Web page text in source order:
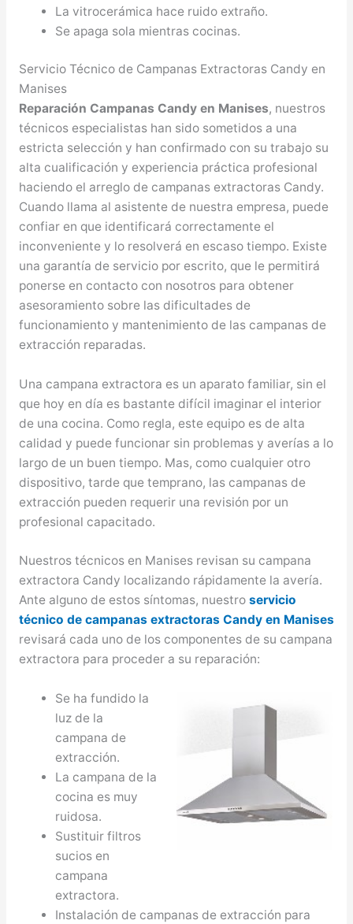
La vitrocerámica hace ruido extraño.
Se apaga sola mientras cocinas.
Servicio Técnico de Campanas Extractoras Candy en
Manises
Reparación Campanas Candy en Manises, nuestros
técnicos especialistas han sido sometidos a una
estricta selección y han confirmado con su trabajo su
alta cualificación y experiencia práctica profesional
haciendo el arreglo de campanas extractoras Candy.
Cuando llama al asistente de nuestra empresa, puede
confiar en que identificará correctamente el
inconveniente y lo resolverá en escaso tiempo. Existe
una garantía de servicio por escrito, que le permitirá
ponerse en contacto con nosotros para obtener
asesoramiento sobre las dificultades de
funcionamiento y mantenimiento de las campanas de
extracción reparadas.
Una campana extractora es un aparato familiar, sin el
que hoy en día es bastante difícil imaginar el interior
de una cocina. Como regla, este equipo es de alta
calidad y puede funcionar sin problemas y averías a lo
largo de un buen tiempo. Mas, como cualquier otro
dispositivo, tarde que temprano, las campanas de
extracción pueden requerir una revisión por un
profesional capacitado.
Nuestros técnicos en Manises revisan su campana
extractora Candy localizando rápidamente la avería.
Ante alguno de estos síntomas, nuestro servicio
técnico de campanas extractoras Candy en Manises
revisará cada uno de los componentes de su campana
extractora para proceder a su reparación:
Se ha fundido la
luz de la
campana de
extracción.
La campana de la
cocina es muy
ruidosa.
Sustituir filtros
sucios en
campana
extractora.
Instalación de campanas de extracción para